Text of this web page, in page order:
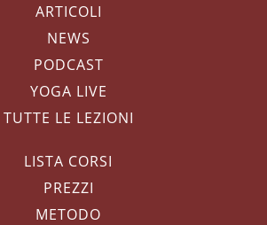
ARTICOLI
NEWS
PODCAST
YOGA LIVE
TUTTE LE LEZIONI
LISTA CORSI
PREZZI
METODO